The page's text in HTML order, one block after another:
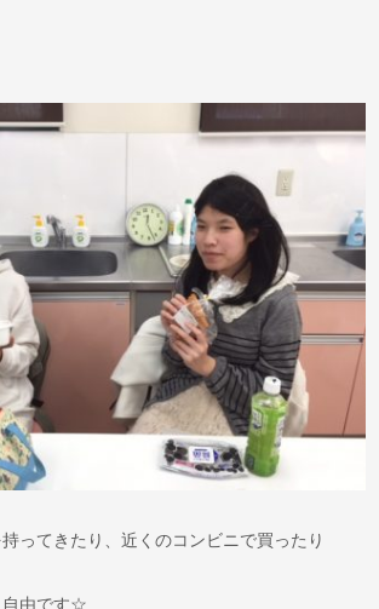
ってきたり、近くのコンビニで買ったり
自由です☆